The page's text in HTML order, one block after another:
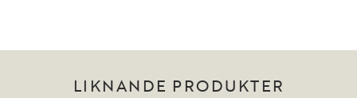
LIKNANDE PRODUKTER